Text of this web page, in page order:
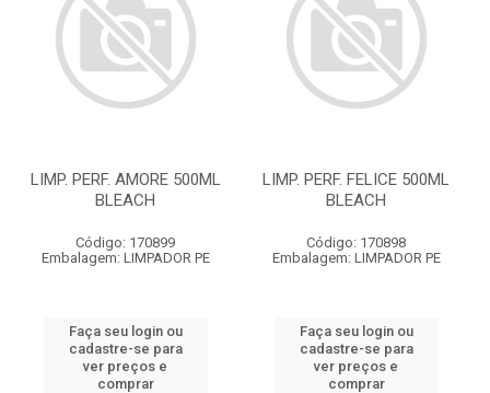
LIMP. PERF. AMORE 500ML
BLEACH
Código: 170899
Embalagem: LIMPADOR PE
Faça seu login ou
cadastre-se para
ver preços e
comprar
LIMP. PERF. FELICE 500ML
BLEACH
Código: 170898
Embalagem: LIMPADOR PE
Faça seu login ou
cadastre-se para
ver preços e
comprar